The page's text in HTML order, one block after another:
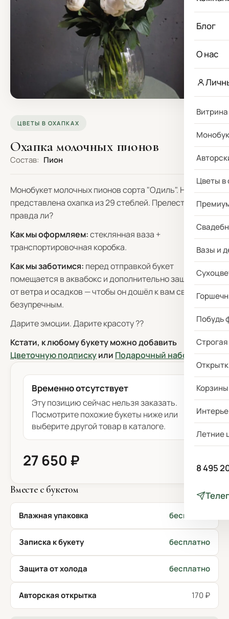
Блог
О нас
Цветы в
Вазы и
Побудь
Летние
8 495
ЦВЕТЫ В ОХАПКАХ
Охапка молочных пионов
Состав: Пион
Монобукет молочных пионов сорта "Одиль". На фото
представлена охапка из 29 стеблей. Прелесть, не
правда ли?
Как мы оформляем:стеклянная ваза +
транспортировочная коробка.
Как мы заботимся: перед отправкой букет
помещается в аквабокс и дополнительно защищается
от ветра и осадков — чтобы он дошёл к вам свежим и
безупречным.
Дарите эмоции. Дарите красоту ??
Кстати, к любому букету можно добавить
Цветочную подпискуили Подарочный набор !
Временно отсутствует
Эту позицию сейчас нельзя заказать.
Посмотрите похожие букеты ниже или
выберите другой товар в каталоге.
27 650 ₽
Вместе с букетом
Влажная упаковка бесплатно
Записка к букету бесплатно
Защита от холода бесплатно
Авторская открытка 170 ₽